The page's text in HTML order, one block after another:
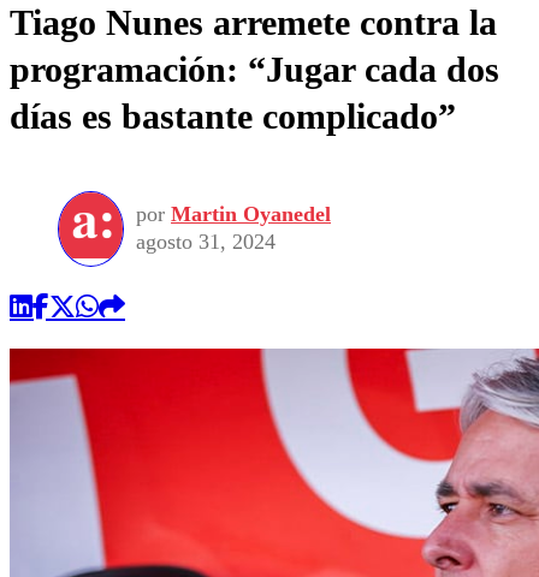
Tiago Nunes arremete contra la
programación: “Jugar cada dos
días es bastante complicado”
por Martin Oyanedel
agosto 31, 2024